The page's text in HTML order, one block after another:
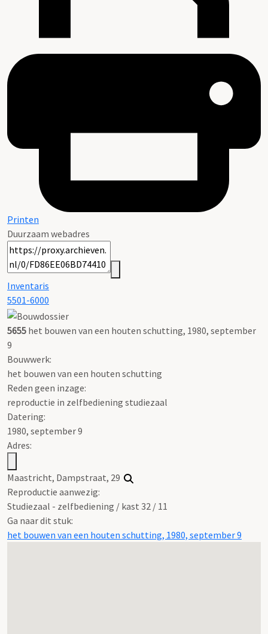
Printen
Duurzaam webadres
Inventaris
5501-6000
5655 het bouwen van een houten schutting, 1980, september
9
Bouwwerk:
het bouwen van een houten schutting
Reden geen inzage:
reproductie in zelfbediening studiezaal
Datering:
1980, september 9
Adres:
Maastricht, Dampstraat, 29
Reproductie aanwezig:
Studiezaal - zelfbediening / kast 32 / 11
Ga naar dit stuk:
het bouwen van een houten schutting, 1980, september 9